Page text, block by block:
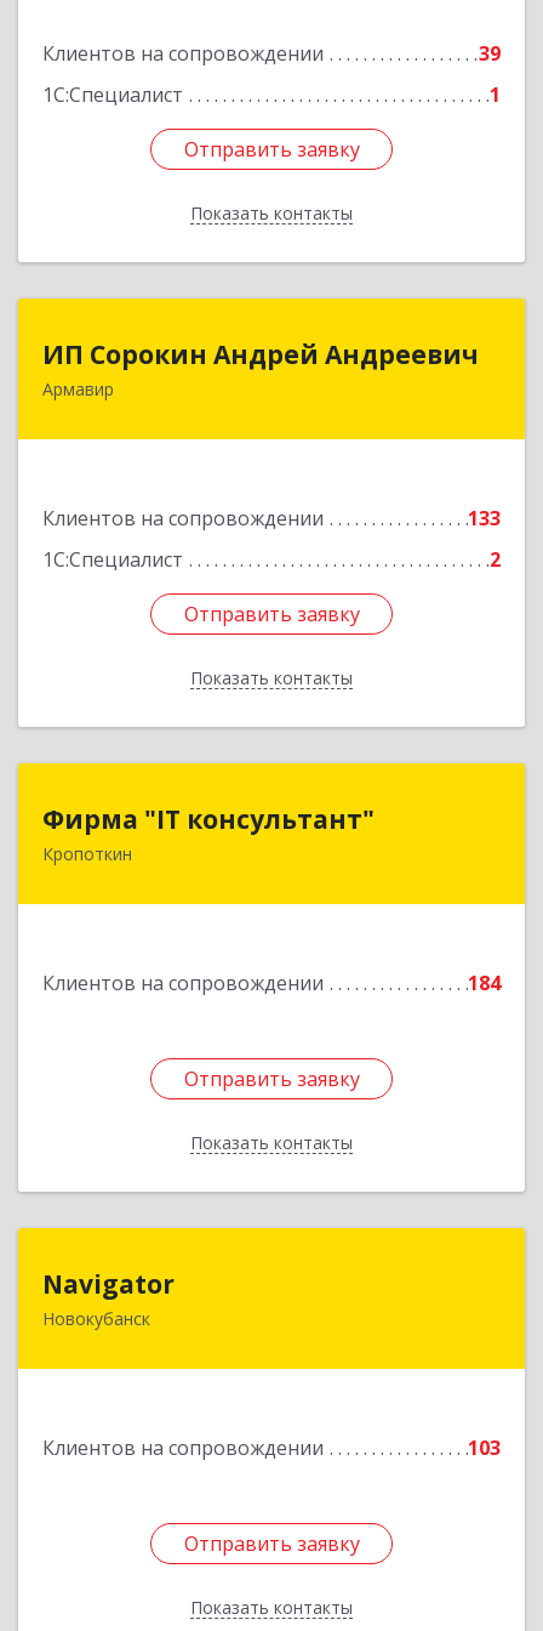
Клиентов на сопровождении
39
1С:Специалист
1
Отправить заявку
Показать контакты
Отправить заявку
Назад
ИП Сорокин Андрей Андреевич
Армавир
Клиентов на сопровождении
133
1С:Специалист
2
Отправить заявку
Показать контакты
ИП Сорокин Андрей Андреевич
Отправить заявку
Назад
Фирма "IT консультант"
Кропоткин
Клиентов на сопровождении 184
Отправить заявку
Показать контакты
352389, Краснодарский край, Кавказский р-н,
Отправить заявку
Назад
Navigator
Новокубанск
Клиентов на сопровождении 103
Отправить заявку
Показать контакты
352240, Краснодарский край, Новокубанск г,
Отправить заявку
Назад